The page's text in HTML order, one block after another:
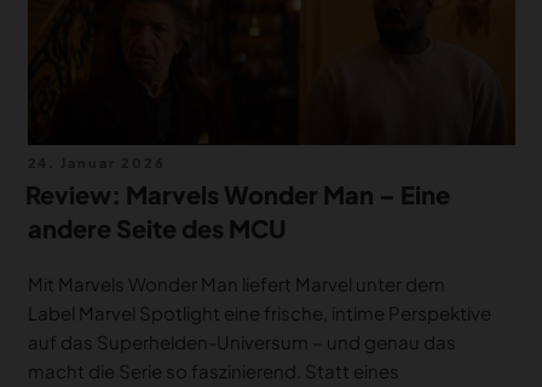
am
Review: Marvels Wonder Man – Eine
andere Seite des MCU
Mit Marvels Wonder Man liefert Marvel unter dem
Label Marvel Spotlight eine frische, intime Perspektive
auf das Superhelden-Universum – und genau das
macht die Serie so faszinierend. Statt eines